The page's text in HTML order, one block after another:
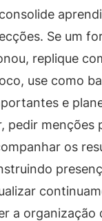
consolide
Se um
replique
use como
e
pedir menções
os
a organização